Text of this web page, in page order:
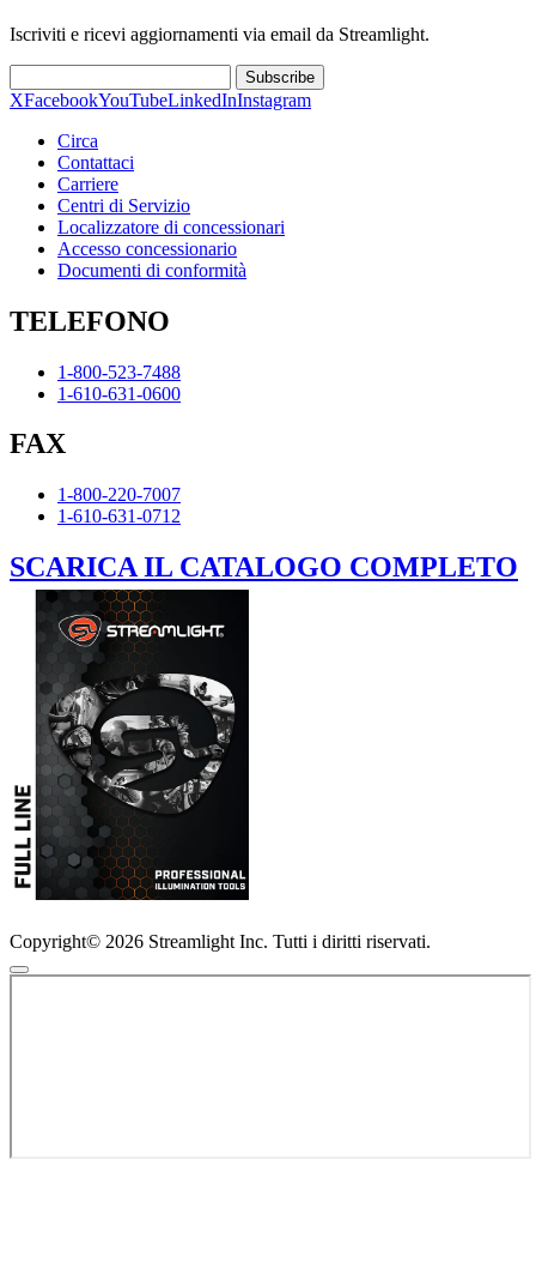
Iscriviti e ricevi aggiornamenti via email da Streamlight.
Subscribe
XFacebookYouTubeLinkedInInstagram
Circa
Contattaci
Carriere
Centri di Servizio
Localizzatore di concessionari
Accesso concessionario
Documenti di conformità
TELEFONO
1-800-523-7488
1-610-631-0600
FAX
1-800-220-7007
1-610-631-0712
SCARICA IL CATALOGO COMPLETO
Copyright© 2026 Streamlight Inc. Tutti i diritti riservati.